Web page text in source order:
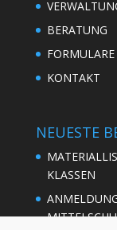
BERATUNG
FORMULARE
KONTAKT
NEUESTE
KLASSEN